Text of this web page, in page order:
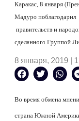
Каракас, 8 января
Мадуро поблагодарил
правительств и
сделанного Группой
8 января, 2019 |
Во время обмена
страна Южной